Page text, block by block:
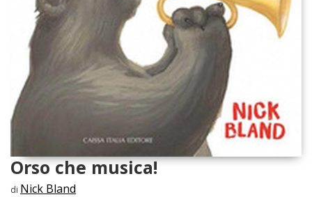
Orso che musica!
di Nick Bland